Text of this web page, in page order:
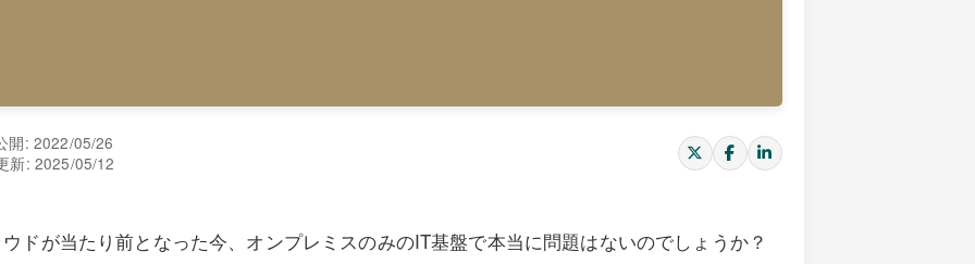
開: 2022/05/26
新: 2025/05/12
ウドが当たり前となった今、オンプレミスのみのIT基盤で本当に問題はないのでしょうか？